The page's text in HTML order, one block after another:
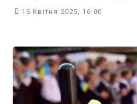
15 Квітня 2025, 16:00